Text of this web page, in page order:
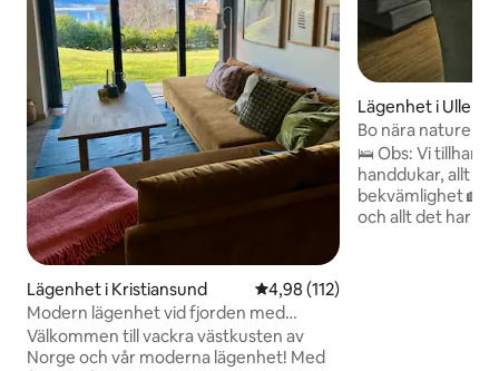
Lägenhet i Kristiansund 4,98 av 5 i genomsnittligt
4,98 (112)
Modern lägenhet vid fjorden med
trädgård och parkering
Välkommen till vackra västkusten av
Norge och vår moderna lägenhet! Med
Lägenhet i
Bo nära naturen,
🛌 Obs: Vi
handdukar, allt
bekvämlighet 🏡Kom och besök Røldal
och allt det har att